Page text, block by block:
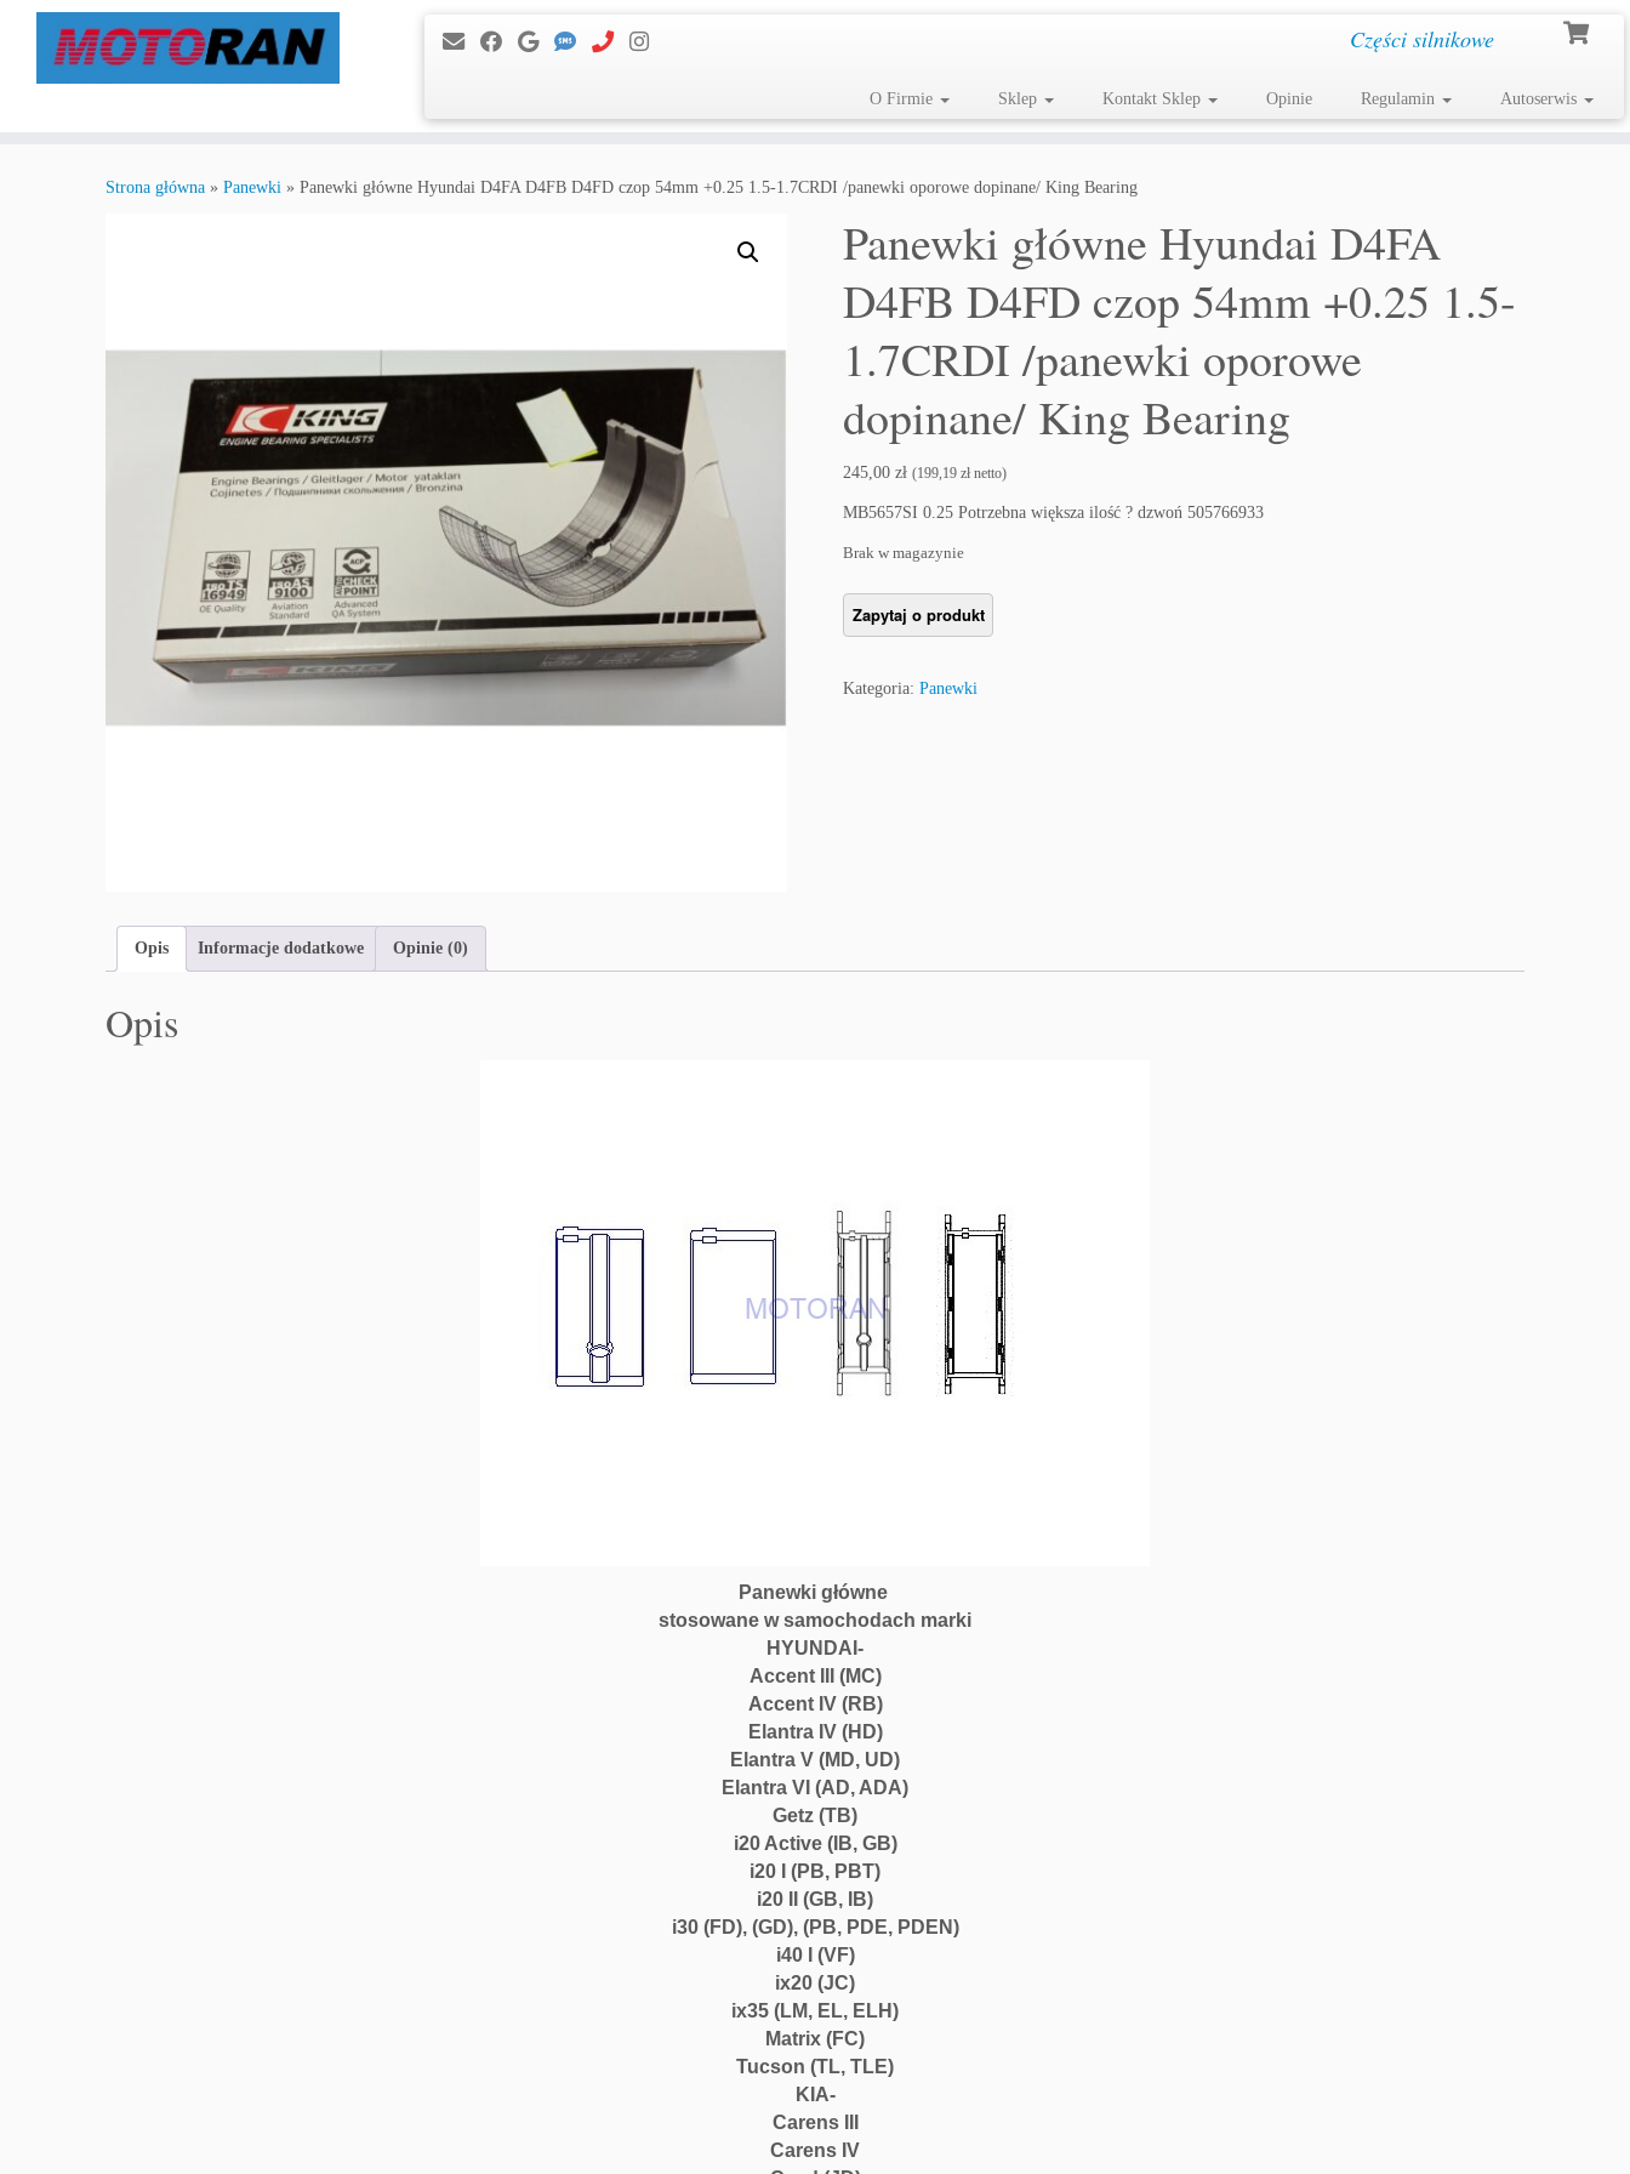
Części silnikowe
O Firmie Sklep Kontakt Sklep Opinie Regulamin Autoserwis
Strona główna » Panewki » Panewki główne Hyundai D4FA D4FB D4FD czop 54mm +0.25 1.5-1.7CRDI /panewki oporowe dopinane/ King Bearing
Panewki główne Hyundai D4FA
D4FB D4FD czop 54mm +0.25 1.5-
1.7CRDI /panewki oporowe
dopinane/ King Bearing
245,00zł (199,19zł netto)
MB5657SI 0.25 Potrzebna większa ilość ? dzwoń 505766933
Brak w magazynie
Kategoria:Panewki
Opis Informacje dodatkowe Opinie (0)
Opis
Panewki główne
stosowane w samochodach marki
HYUNDAI-
Accent III (MC)
Accent IV (RB)
Elantra IV (HD)
Elantra V (MD, UD)
Elantra VI (AD, ADA)
Getz (TB)
i20 Active (IB, GB)
i20 I (PB, PBT)
i20 II (GB, IB)
i30 (FD), (GD), (PB, PDE, PDEN)
i40 I (VF)
ix20 (JC)
ix35 (LM, EL, ELH)
Matrix (FC)
Tucson (TL, TLE)
KIA-
Carens III
Carens IV